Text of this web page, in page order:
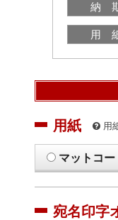
納
用
用紙 用
マットコー
宛名印字